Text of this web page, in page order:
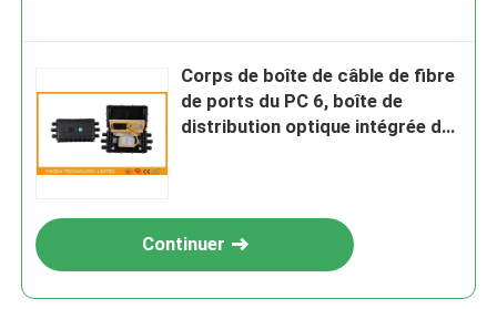
Corps de boîte de câble de fibre
de ports du PC 6, boîte de
distribution optique intégrée de
Continuer